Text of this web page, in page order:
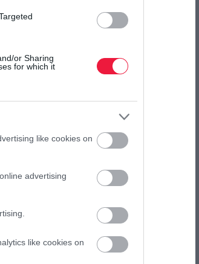
or Sharing
for which it
like cookies on
advertising
like cookies on
Azonban
a bélflóra
a
és
és a